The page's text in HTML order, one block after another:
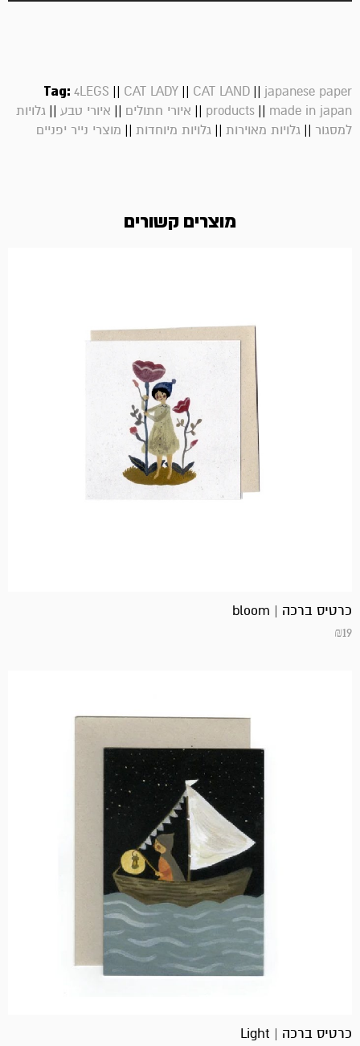
Tag: 4LEGS || CAT LADY || CAT LAND || japanese paper
products || made in japan
|| איורי חתולים || איורי טבע || גלויות
למסגור || גלויות מאוירות || גלויות מיוחדות || מוצרי נייר יפניים
מוצרים קשורים
כרטיס ברכה | bloom
₪19
כרטיס ברכה | Light